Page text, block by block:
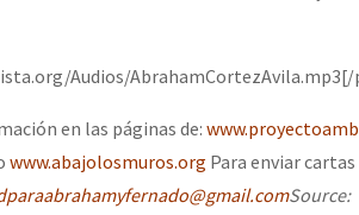
Audios/AbrahamCortezAvila.mp3[/
en las páginas de:
www.abajolosmuros.org Para enviar
Source: